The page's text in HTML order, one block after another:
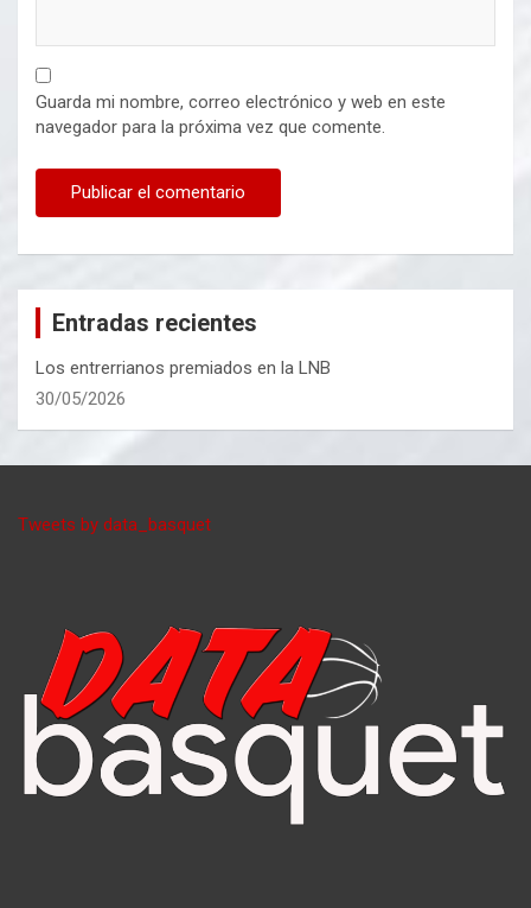
Guarda mi nombre, correo electrónico y web en este
navegador para la próxima vez que comente.
Entradas recientes
Los entrerrianos premiados en la LNB
30/05/2026
Tweets by data_basquet